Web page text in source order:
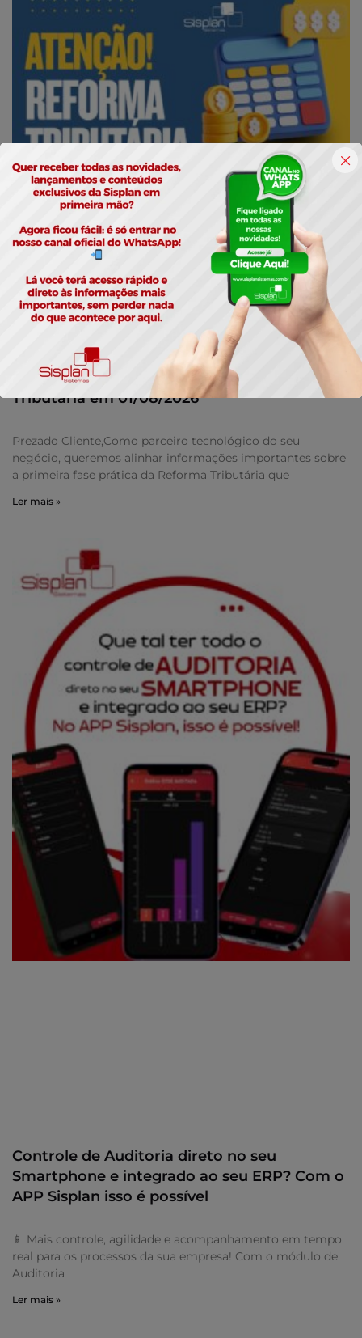
Adequação Obrigatória da Reforma
Tributária em 01/08/2026
Prezado Cliente,Como parceiro tecnológico do seu
negócio, queremos alinhar informações importantes sobre
a primeira fase prática da Reforma Tributária que
Ler mais »
Controle de Auditoria direto no seu
Smartphone e integrado ao seu ERP? Com o
APP Sisplan isso é possível
📱 Mais controle, agilidade e acompanhamento em tempo
real para os processos da sua empresa! Com o módulo de
Auditoria
Ler mais »